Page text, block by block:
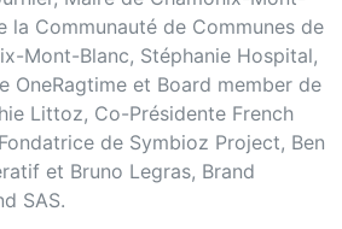
la Communauté de Communes de
Mont-Blanc, Stéphanie Hospital,
OneRagtime et Board member de
Littoz, Co-Présidente French
de Symbioz Project, Ben
et Bruno Legras, Brand
SAS.